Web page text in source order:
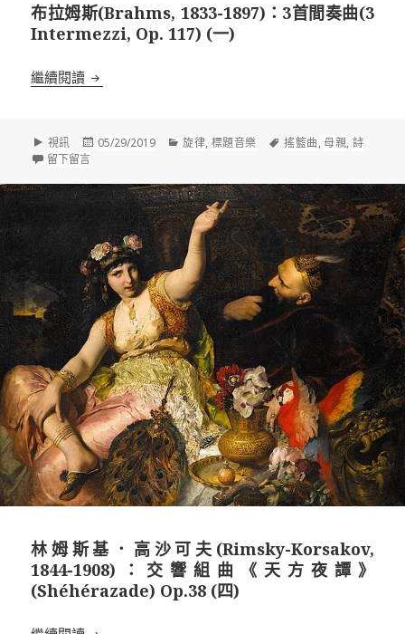
布拉姆斯(Brahms, 1833-1897)：3首間奏曲(3
Intermezzi, Op. 117) (一)
繼續閱讀 布拉姆斯(Brahms, 1833-1897)：3首間奏曲(3
格
式
視訊
發
05/29/2019
分
旋律, 標題音樂
標
搖籃曲,母親, 詩
留下留言在 布拉姆斯(Brahms, 1833-1897)：3首間奏曲(3 Intermezzi,
林姆斯基．高沙可夫(Rimsky-Korsakov,
1844-1908)：交響組曲《天方夜譚》
(Shéhérazade) Op.38 (四)